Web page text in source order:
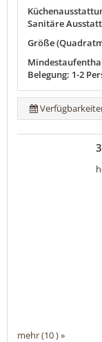
Sanitäre
Größe
Belegung: 1-2
mehr (10 ) »